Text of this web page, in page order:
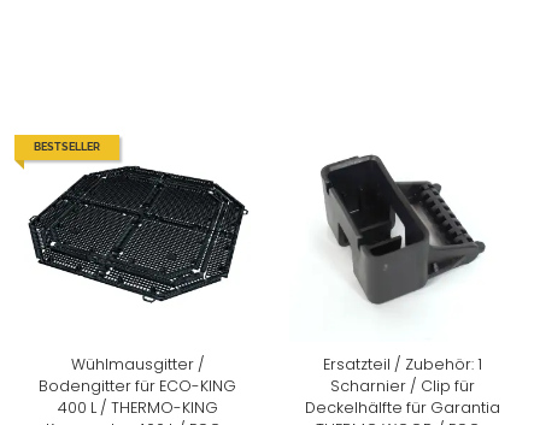
BESTSELLER
Wühlmausgitter /
Bodengitter für ECO-KING
400 L / THERMO-KING
Ersatzteil / Zubehör: 1
Scharnier / Clip für
Deckelhälfte für Garantia